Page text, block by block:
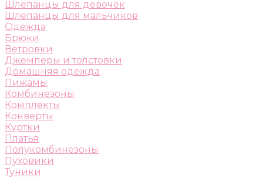
Шлепанцы для девочек
Шлепанцы для мальчиков
Одежда
Брюки
Ветровки
Джемперы и толстовки
Домашняя одежда
Пижамы
Комбинезоны
Комплекты
Конверты
Куртки
Платья
Полукомбинезоны
Пуховики
Туники